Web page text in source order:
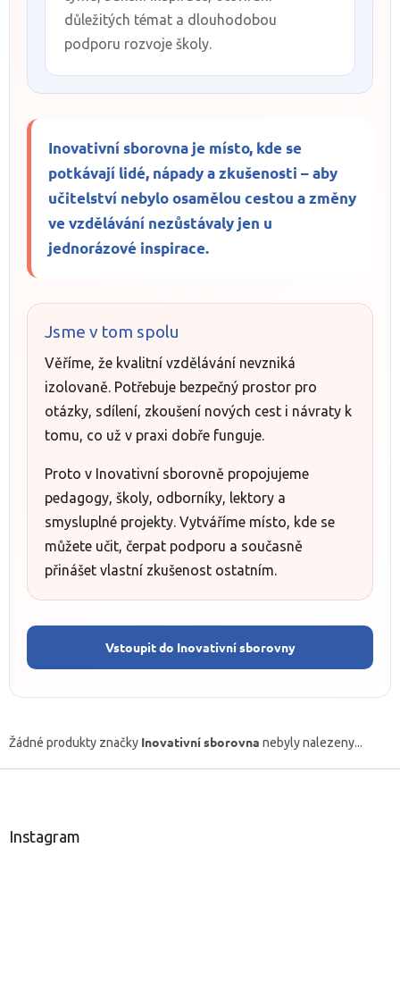
důležitých témat a dlouhodobou
podporu rozvoje školy.
Inovativní sborovna je místo, kde se
potkávají lidé, nápady a zkušenosti – aby
učitelství nebylo osamělou cestou a změny
ve vzdělávání nezůstávaly jen u
jednorázové inspirace.
Jsme v tom spolu
Věříme, že kvalitní vzdělávání nevzniká
izolovaně. Potřebuje bezpečný prostor pro
otázky, sdílení, zkoušení nových cest i návraty k
tomu, co už v praxi dobře funguje.
Proto v Inovativní sborovně propojujeme
pedagogy, školy, odborníky, lektory a
smysluplné projekty. Vytváříme místo, kde se
můžete učit, čerpat podporu a současně
přinášet vlastní zkušenost ostatním.
Vstoupit do Inovativní sborovny
Žádné produkty značky Inovativní sborovna nebyly nalezeny...
Instagram